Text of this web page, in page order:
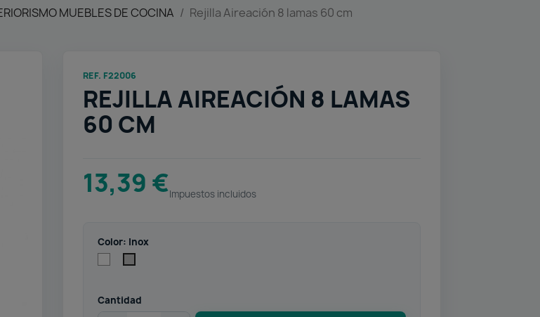
MUEBLES DE COCINA Rejilla Aireación 8 lamas 60 cm
REF. F22006
REJILLA AIREACIÓN 8 LAMAS
60 CM
13,39 €Impuestos incluidos
Color: Inox
Cantidad